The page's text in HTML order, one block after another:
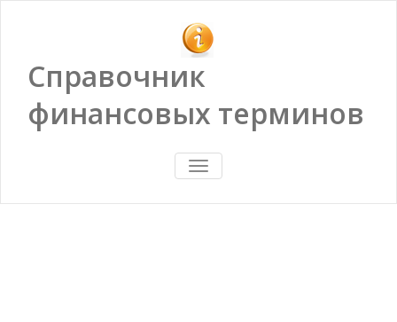
Справочник
финансовых терминов
ПОКАЗАТЬ/
СКРЫТЬ